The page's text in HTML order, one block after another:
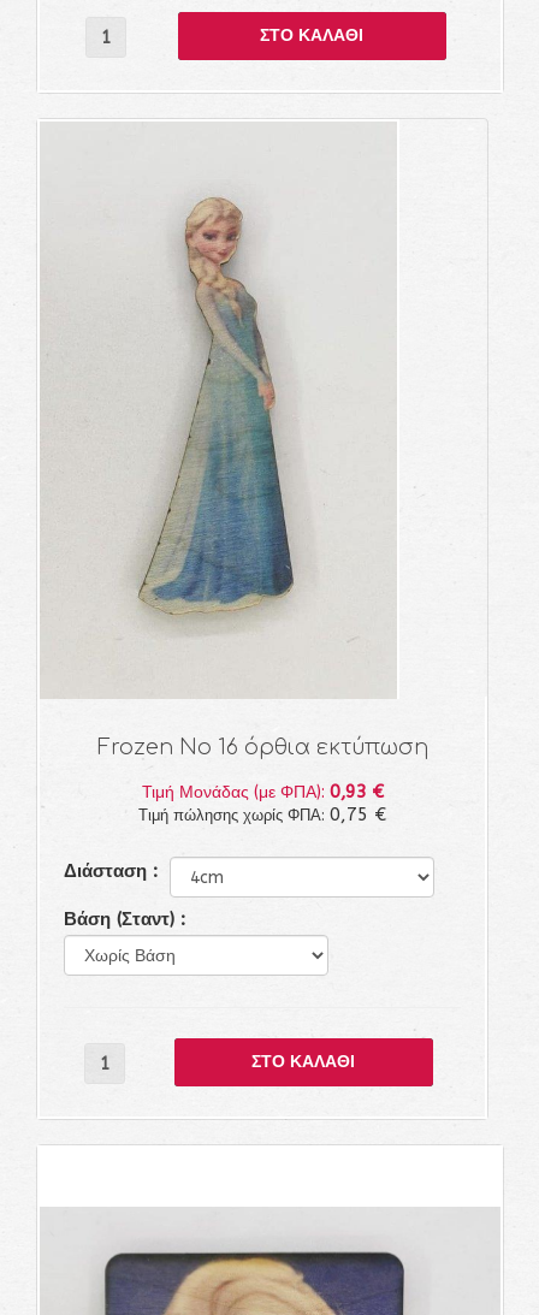
Frozen Νο 16 όρθια εκτύπωση
Τιμή Μονάδας (με ΦΠΑ): 0,93 €
Τιμή πώλησης χωρίς ΦΠΑ: 0,75 €
Διάσταση :
Βάση (Σταντ) :